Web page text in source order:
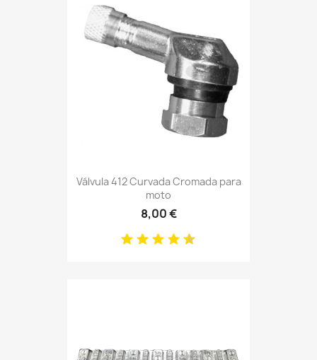
Válvula 412 Curvada Cromada para
moto
8,00 €